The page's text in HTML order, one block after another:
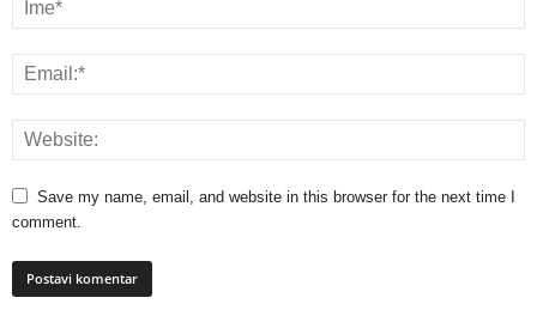
Save my name, email, and website in this browser for the next time I
comment.